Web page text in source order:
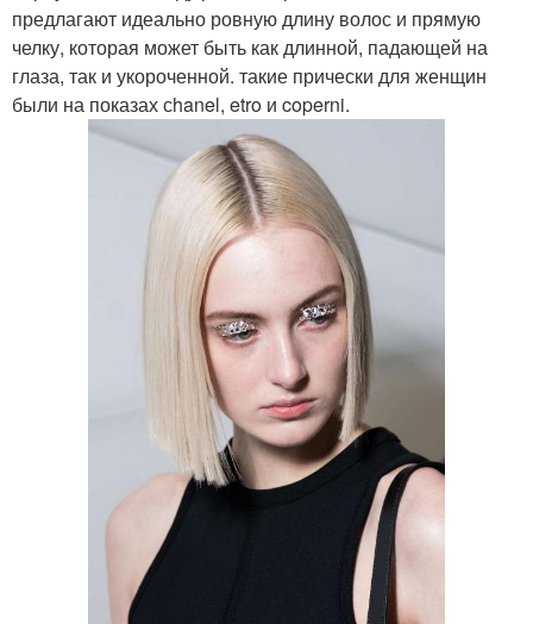
предлагают идеально ровную длину волос и прямую
челку, которая может быть как длинной, падающей на
глаза, так и укороченной. такие прически для женщин
были на показах сhanel, etro и coperni.